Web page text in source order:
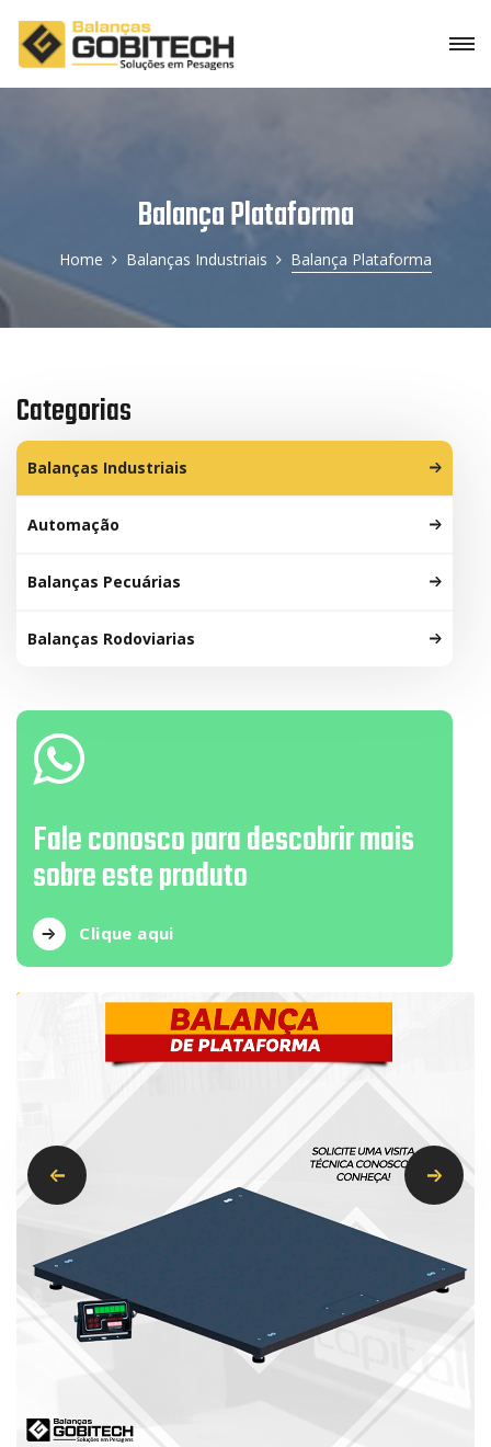
Balança Plataforma
Home Balanças Industriais Balança Plataforma
Categorias
Balanças Industriais
Automação
Balanças Pecuárias
Balanças Rodoviarias
Fale conosco para descobrir mais
sobre este produto
Clique aqui